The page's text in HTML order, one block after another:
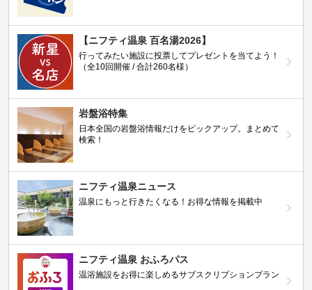
【ニフティ温泉 百名湯2026】
行ってみたい施設に投票してプレゼントを当てよう！
（全10回開催 / 合計260名様）
岩盤浴特集
日本全国の岩盤浴情報だけをピックアップ。まとめて
検索！
ニフティ温泉ニュース
温泉にもっと行きたくなる！お得な情報を掲載中
ニフティ温泉 おふろパス
温浴施設をお得に楽しめるサブスクリプションプラン